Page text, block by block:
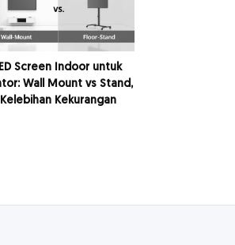
Screen Indoor untuk
Wall Mount vs Stand,
Kelebihan Kekurangan